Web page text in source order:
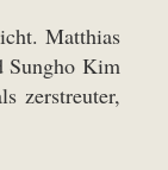
Matthias
Sungho Kim
zerstreuter,